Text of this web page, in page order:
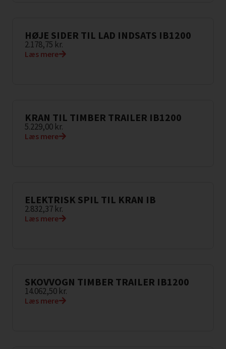
HØJE SIDER TIL LAD INDSATS IB1200
2.178,75 kr.
Læs mere
KRAN TIL TIMBER TRAILER IB1200
5.229,00 kr.
Læs mere
ELEKTRISK SPIL TIL KRAN IB
2.832,37 kr.
Læs mere
SKOVVOGN TIMBER TRAILER IB1200
14.062,50 kr.
Læs mere